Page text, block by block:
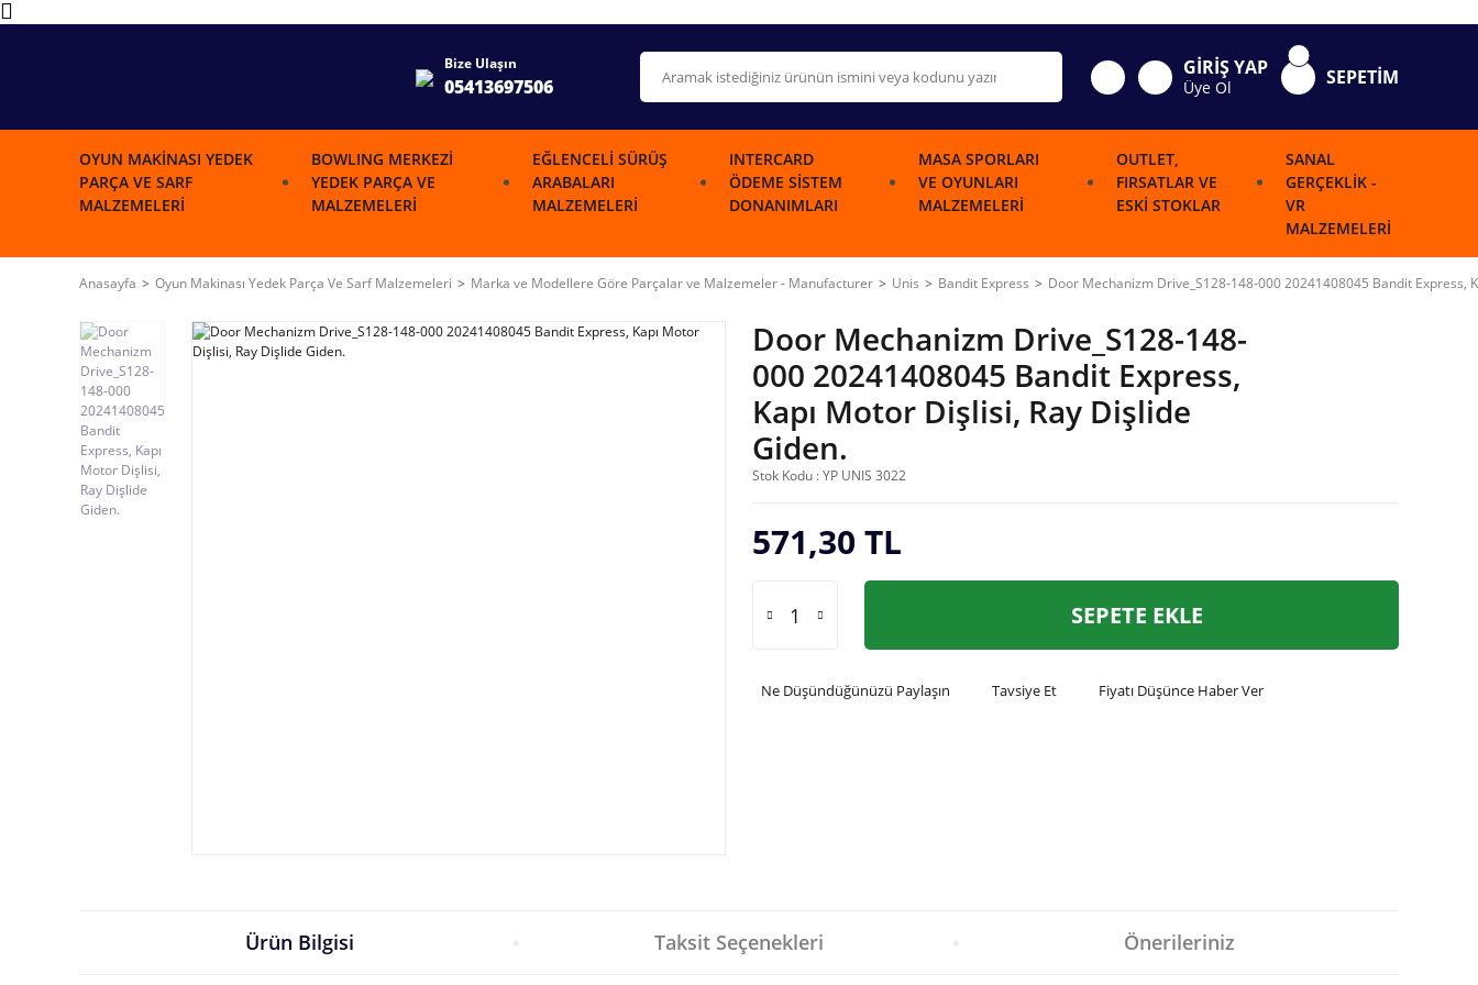
Bize Ulaşın
05413697506
GİRİŞ YAP
Üye Ol SEPETİM
OYUN MAKINASI YEDEK
PARÇA VE SARF
MALZEMELERI
BOWLING MERKEZI
YEDEK PARÇA VE
MALZEMELERI
EĞLENCELI SÜRÜŞ
ARABALARI
MALZEMELERI
INTERCARD
ÖDEME SISTEM
DONANIMLARI
MASA SPORLARI
VE OYUNLARI
MALZEMELERI
OUTLET,
FIRSATLAR VE
ESKI STOKLAR
SANAL
GERÇEKLIK -
VR
MALZEMELERI
Anasayfa Oyun Makinası Yedek Parça Ve Sarf Malzemeleri Marka ve Modellere Göre Parçalar ve Malzemeler - Manufacturer Unis Bandit Express Door Mechanizm Drive_S128-148-000 20241408045 Bandit Express,
Door Mechanizm Drive_S128-148-
000 20241408045 Bandit Express,
Kapı Motor Dişlisi, Ray Dişlide
Giden.
Stok Kodu : YP UNIS 3022
571,30 TL
SEPETE EKLE
Ne Düşündüğünüzü Paylaşın Tavsiye Et Fiyatı Düşünce Haber Ver
Ürün Bilgisi Taksit Seçenekleri Önerileriniz